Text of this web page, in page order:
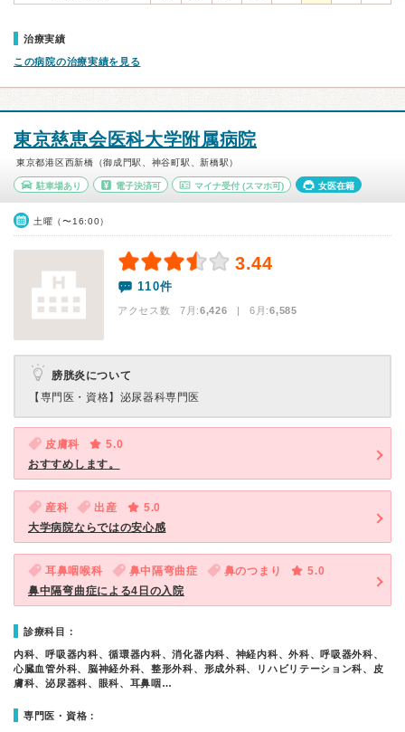
治療実績
この病院の治療実績を見る
東京慈恵会医科大学附属病院
東京都港区西新橋（御成門駅、神谷町駅、新橋駅）
駐車場あり 電子決済可 マイナ受付 (スマホ可) 女医在籍
土曜（〜16:00）
3.44
110件
アクセス数 7月:6,426 | 6月:6,585
膀胱炎について
【専門医・資格】 泌尿器科専門医
皮膚科
5.0
おすすめします。
産科 出産
5.0
大学病院ならではの安心感
耳鼻咽喉科 鼻中隔弯曲症 鼻のつまり
5.0
鼻中隔弯曲症による4日の入院
診療科目：
内科、呼吸器内科、循環器内科、消化器内科、神経内科、外科、呼吸器外科、
心臓血管外科、脳神経外科、整形外科、形成外科、リハビリテーション科、皮
膚科、泌尿器科、眼科、耳鼻咽…
専門医・資格：